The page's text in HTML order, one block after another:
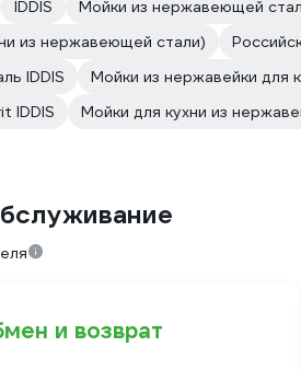
IDDIS Мойки из нержавеющей
из нержавеющей стали)
IDDIS
Мойки из нержавейки для
IDDIS
Мойки для кухни из
и возврат